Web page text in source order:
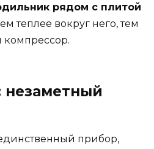
рядом с плитой
теплее вокруг него, тем
компрессор.
незаметный
прибор,